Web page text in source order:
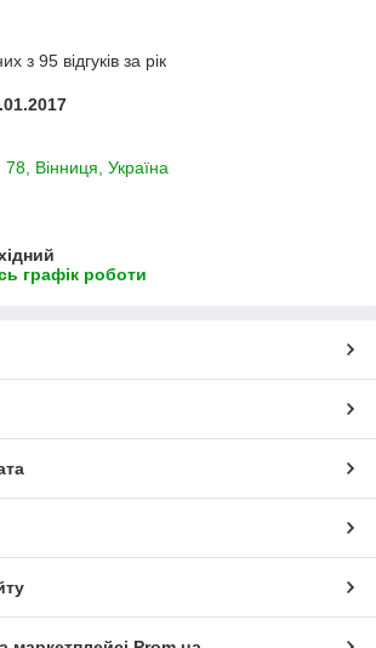
з 95 відгуків за рік
78, Вінниця, Україна
графік роботи